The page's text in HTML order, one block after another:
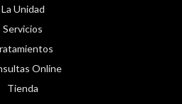
La Unidad
Servicios
Online
Tienda